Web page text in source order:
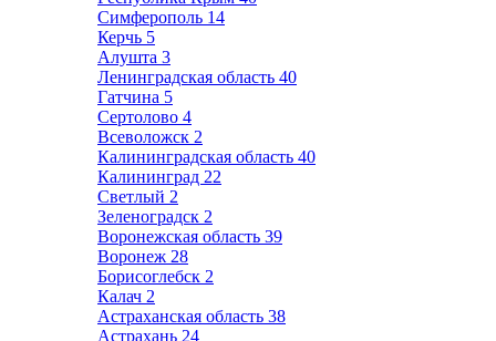
Симферополь 14
Керчь 5
Алушта 3
Ленинградская область 40
Гатчина 5
Сертолово 4
Всеволожск 2
Калининградская область 40
Калининград 22
Светлый 2
Зеленоградск 2
Воронежская область 39
Воронеж 28
Борисоглебск 2
Калач 2
Астраханская область 38
Астрахань 24